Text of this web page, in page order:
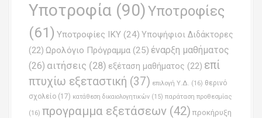
Υποτροφία (90)Υποτροφίες
(61) Υποτροφίες ΙΚΥ (24) Υποψήφιοι Διδάκτορες
(22) Ωρολόγιο Πρόγραμμα (25) έναρξη μαθήματος
(26) αιτήσεις (28) εξέταση μαθήματος (22) επί
πτυχίω εξεταστική (37) επιλογή Υ.Δ. (16) θερινό
σχολείο (17) κατάθεση δικαιολογητικών (15) παράταση προθεσμίας
(16) προγραμμα εξετάσεων (42) προκήρυξη